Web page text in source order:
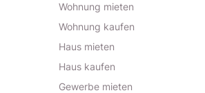
Wohnung mieten
Wohnung kaufen
Haus mieten
Haus kaufen
Gewerbe mieten